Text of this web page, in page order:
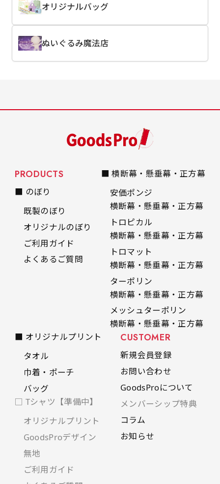
オリジナルバッグ
ぬいぐるみ魔法店
PRODUCTS
■ のぼり
既製のぼり
オリジナルのぼり
ご利用ガイド
よくあるご質問
■ 横断幕・懸垂幕・正方幕
安価ポンジ
横断幕・懸垂幕・正方幕
トロピカル
横断幕・懸垂幕・正方幕
トロマット
横断幕・懸垂幕・正方幕
ターポリン
横断幕・懸垂幕・正方幕
メッシュターポリン
横断幕・懸垂幕・正方幕
■ オリジナルプリント
タオル
巾着・ポーチ
バッグ
□ Tシャツ【準備中】
オリジナルプリント
GoodsProデザイン
無地
ご利用ガイド
CUSTOMER
新規会員登録
お問い合わせ
GoodsProについて
メンバーシップ特典
コラム
お知らせ